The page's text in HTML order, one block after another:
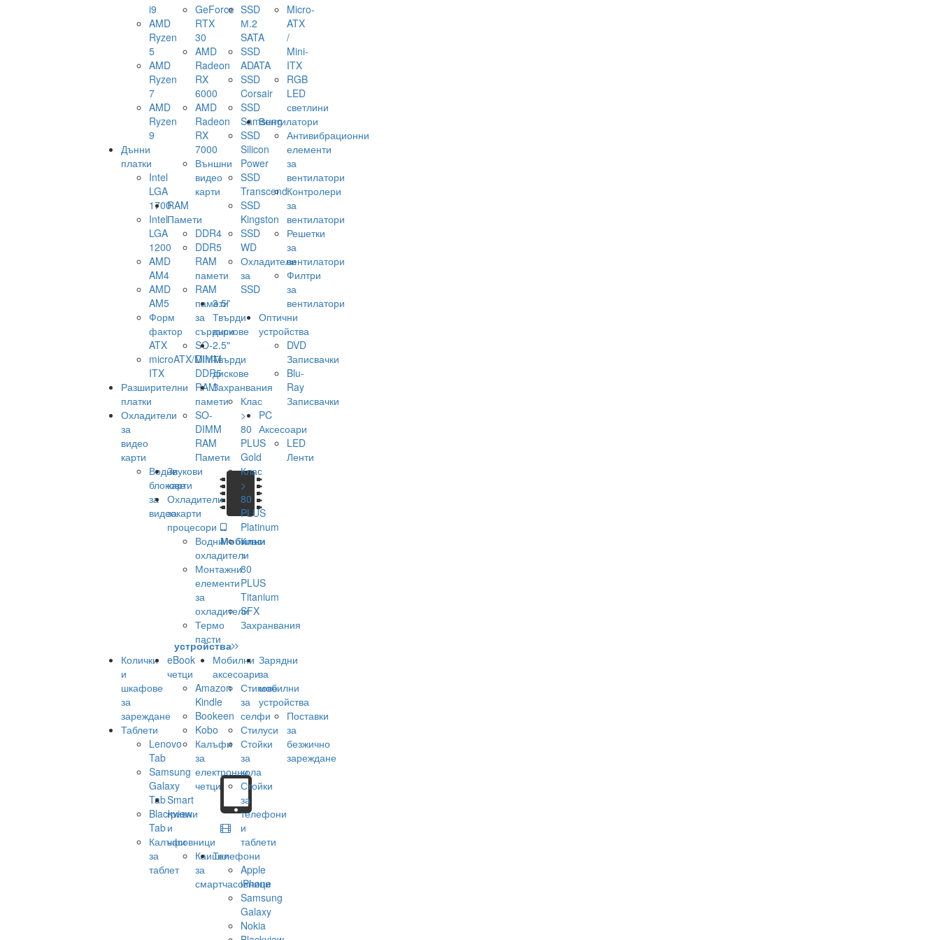
i9
AMD
Ryzen
5
AMD
Ryzen
7
AMD
Ryzen
9
Дънни
платки
Intel
LGA
1700
Intel
LGA
1200
AMD
AM4
AMD
AM5
Форм
фактор
ATX
microATX/Mini-
ITX
Разширителни
платки
Охладители
за
видео
карти
Водни
блокове
за
видеокарти
GeForce
RTX
30
AMD
Radeon
RX
6000
AMD
Radeon
RX
7000
Външни
видео
карти
RAM
Памети
DDR4
DDR5
RAM
памети
RAM
памети
за
сървъри
SO-
DIMM
DDR5
RAM
памети
SO-
DIMM
RAM
Памети
Звукови
карти
Охладители
за
процесори
Водни
охладители
Монтажни
елементи
за
охладители
Термо
пасти
SSD
М.2
SATA
SSD
ADATA
SSD
Corsair
SSD
Samsung
SSD
Silicon
Power
SSD
Transcend
SSD
Kingston
SSD
WD
Охладители
за
SSD
3.5"
Твърди
дискове
2.5"
Твърди
дискове
Захранвания
Клас
>
80
PLUS
Gold
Клас
>
80
PLUS
Platinum
Клас
>
80
PLUS
Titanium
SFX
Захранвания
Micro-
ATX
/
Mini-
ITX
RGB
LED
светлини
Вентилатори
Антивибрационни
елементи
за
вентилатори
Контролери
за
вентилатори
Решетки
за
вентилатори
Филтри
за
вентилатори
Оптични
устройства
DVD
Записвачки
Blu-
Ray
Записвачки
PC
Аксесоари
LED
Ленти
Мобилни
устройства
Колички
и
шкафове
за
зареждане
Таблети
Lenovo
Tab
Samsung
Galaxy
Tab
Blackview
Tab
Калъфи
за
таблет
eBook
четци
Amazon
Kindle
Bookeen
Kobo
Калъфи
за
електронни
четци
Smart
гривни
и
часовници
Каишки
за
смартчасовници
Мобилни
аксесоари
Стикове
за
селфи
Стилуси
Стойки
за
кола
Стойки
за
телефони
и
таблети
Телефони
Apple
iPhone
Samsung
Galaxy
Nokia
Зарядни
за
мобилни
устройства
Поставки
за
безжично
зареждане